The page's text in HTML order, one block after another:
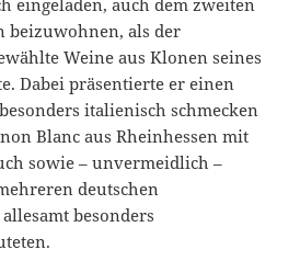
eingeladen, auch dem zweiten
beizuwohnen, als der
Weine aus Klonen seines
Dabei präsentierte er einen
italienisch schmecken
Blanc aus Rheinhessen mit
sowie – unvermeidlich –
deutschen
besonders